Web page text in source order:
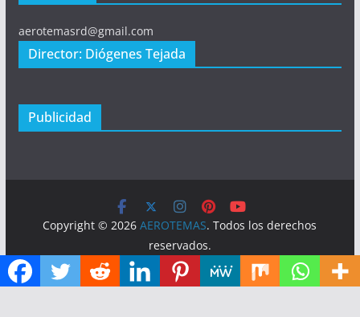
aerotemasrd@gmail.com
Director: Diógenes Tejada
Publicidad
Copyright © 2026AEROTEMAS. Todos los derechos
reservados.
Tema:ColorMag por ThemeGrill. Funciona con WordPress.